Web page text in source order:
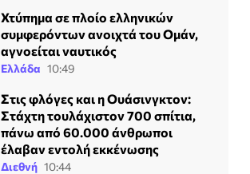
Χτύπημα σε πλοίο ελληνικών
συμφερόντων ανοιχτά του Ομάν,
αγνοείται ναυτικός
Ελλάδα 10:49
Στις φλόγες και η Ουάσινγκτον:
Στάχτη τουλάχιστον 700 σπίτια,
πάνω από 60.000 άνθρωποι
έλαβαν εντολή εκκένωσης
Διεθνή 10:44